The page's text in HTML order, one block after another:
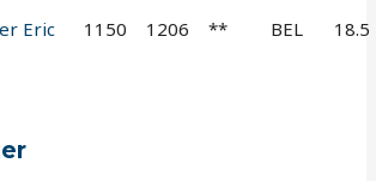
Eric
1150 1206 ** BEL 18.5